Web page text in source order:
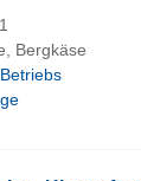
Bergkäse